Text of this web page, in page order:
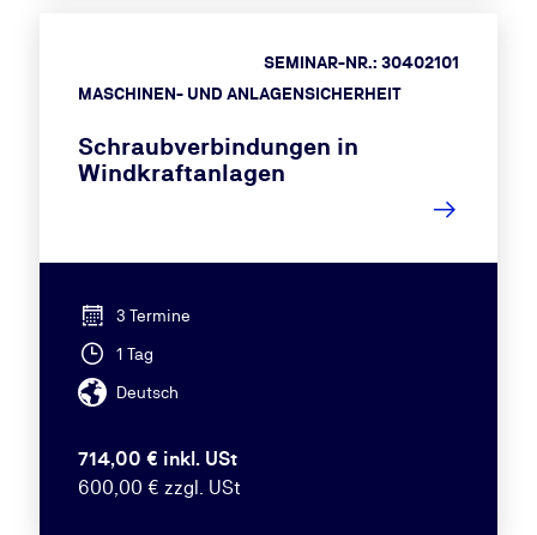
MASCHINEN- UND ANLAGENSICHERHEIT
SEMINAR-NR.: 30402101
Schraubverbindungen in
Windkraftanlagen
3 Termine
1 Tag
Deutsch
714,00 € inkl. USt
600,00 € zzgl. USt